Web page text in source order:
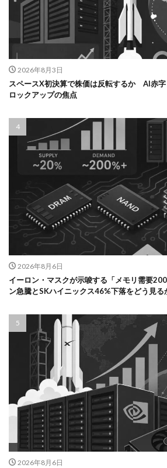
2026年8月3日
スペースX初決算で株価は反転するか AI赤
ロックアップの焦点
2026年8月6日
イーロン・マスクが示唆する「メモリ需要
ン急騰とSKハイニックス46%下落をどう見る
2026年8月6日